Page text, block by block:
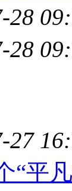
28
28
27
“平